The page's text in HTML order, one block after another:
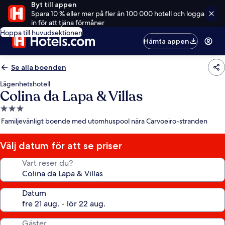
Byt till appen
Spara 10 % eller mer på fler än 100 000 hotell och logga
in för att tjäna förmåner
Hoppa till huvudsektionen
Hämta appen
Se alla boenden
Lägenhetshotell
Colina da Lapa & Villas
3.0-
stjärnigt
Familjevänligt boende med utomhuspool nära Carvoeiro-stranden
Välj datum för att se priser
Vart reser du?
Datum